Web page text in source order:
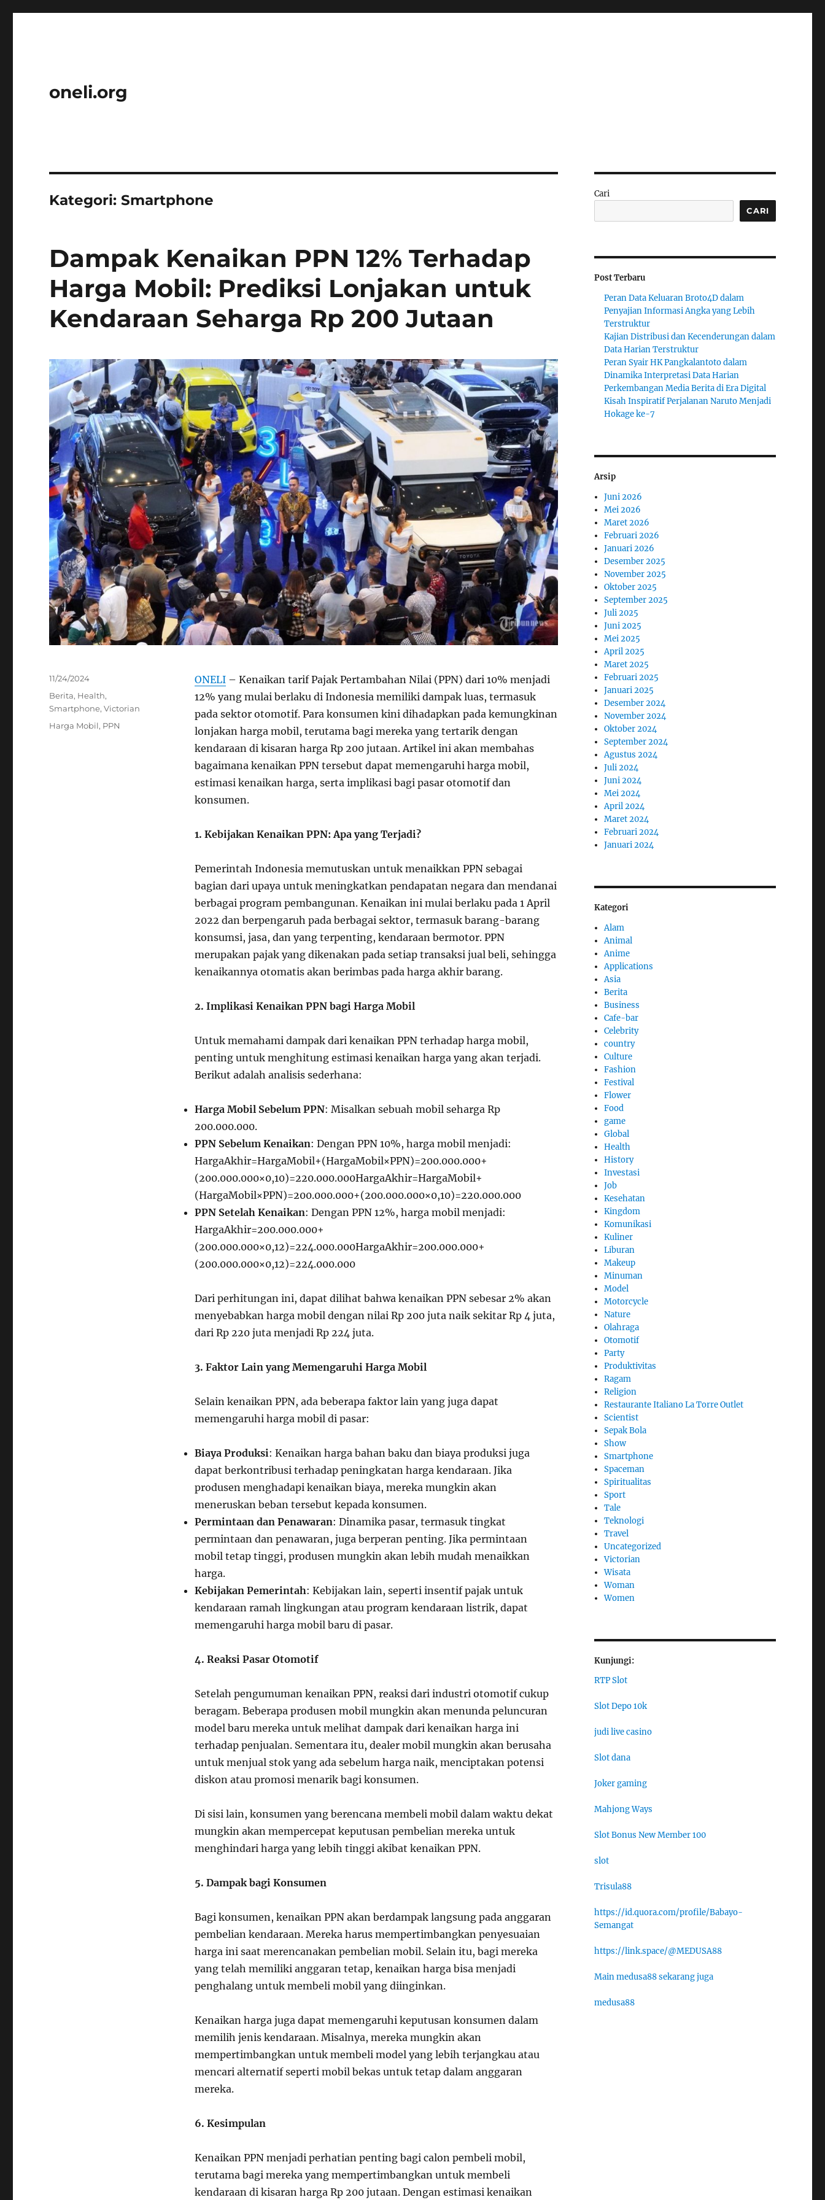
oneli.org
Kategori:Smartphone
Dampak Kenaikan PPN 12% Terhadap
Harga Mobil: Prediksi Lonjakan untuk
Kendaraan Seharga Rp 200 Jutaan
ONELI– Kenaikan tarif Pajak Pertambahan Nilai (PPN) dari 10% menjadi
12% yang mulai berlaku di Indonesia memiliki dampak luas, termasuk
pada sektor otomotif. Para konsumen kini dihadapkan pada kemungkinan
lonjakan harga mobil, terutama bagi mereka yang tertarik dengan
kendaraan di kisaran harga Rp 200 jutaan. Artikel ini akan membahas
bagaimana kenaikan PPN tersebut dapat memengaruhi harga mobil,
estimasi kenaikan harga, serta implikasi bagi pasar otomotif dan
konsumen.
1. Kebijakan Kenaikan PPN: Apa yang Terjadi?
Pemerintah Indonesia memutuskan untuk menaikkan PPN sebagai
bagian dari upaya untuk meningkatkan pendapatan negara dan mendanai
berbagai program pembangunan. Kenaikan ini mulai berlaku pada 1 April
2022 dan berpengaruh pada berbagai sektor, termasuk barang-barang
konsumsi, jasa, dan yang terpenting, kendaraan bermotor. PPN
merupakan pajak yang dikenakan pada setiap transaksi jual beli, sehingga
kenaikannya otomatis akan berimbas pada harga akhir barang.
2. Implikasi Kenaikan PPN bagi Harga Mobil
Untuk memahami dampak dari kenaikan PPN terhadap harga mobil,
penting untuk menghitung estimasi kenaikan harga yang akan terjadi.
Berikut adalah analisis sederhana:
Harga Mobil Sebelum PPN: Misalkan sebuah mobil seharga Rp
200.000.000.
PPN Sebelum Kenaikan: Dengan PPN 10%, harga mobil menjadi:
HargaAkhir=HargaMobil+(HargaMobil×PPN)=200.000.000+
(200.000.000×0,10)=220.000.000HargaAkhir=HargaMobil+
(HargaMobil×PPN)=200.000.000+(200.000.000×0,10)=220.000.000
PPN Setelah Kenaikan: Dengan PPN 12%, harga mobil menjadi:
HargaAkhir=200.000.000+
(200.000.000×0,12)=224.000.000HargaAkhir=200.000.000+
(200.000.000×0,12)=224.000.000
Dari perhitungan ini, dapat dilihat bahwa kenaikan PPN sebesar 2% akan
menyebabkan harga mobil dengan nilai Rp 200 juta naik sekitar Rp 4 juta,
dari Rp 220 juta menjadi Rp 224 juta.
3. Faktor Lain yang Memengaruhi Harga Mobil
Selain kenaikan PPN, ada beberapa faktor lain yang juga dapat
memengaruhi harga mobil di pasar:
Biaya Produksi: Kenaikan harga bahan baku dan biaya produksi juga
dapat berkontribusi terhadap peningkatan harga kendaraan. Jika
produsen menghadapi kenaikan biaya, mereka mungkin akan
meneruskan beban tersebut kepada konsumen.
Permintaan dan Penawaran: Dinamika pasar, termasuk tingkat
permintaan dan penawaran, juga berperan penting. Jika permintaan
mobil tetap tinggi, produsen mungkin akan lebih mudah menaikkan
harga.
Kebijakan Pemerintah: Kebijakan lain, seperti insentif pajak untuk
kendaraan ramah lingkungan atau program kendaraan listrik, dapat
memengaruhi harga mobil baru di pasar.
4. Reaksi Pasar Otomotif
Setelah pengumuman kenaikan PPN, reaksi dari industri otomotif cukup
beragam. Beberapa produsen mobil mungkin akan menunda peluncuran
model baru mereka untuk melihat dampak dari kenaikan harga ini
terhadap penjualan. Sementara itu, dealer mobil mungkin akan berusaha
untuk menjual stok yang ada sebelum harga naik, menciptakan potensi
diskon atau promosi menarik bagi konsumen.
Di sisi lain, konsumen yang berencana membeli mobil dalam waktu dekat
mungkin akan mempercepat keputusan pembelian mereka untuk
menghindari harga yang lebih tinggi akibat kenaikan PPN.
5. Dampak bagi Konsumen
Bagi konsumen, kenaikan PPN akan berdampak langsung pada anggaran
pembelian kendaraan. Mereka harus mempertimbangkan penyesuaian
harga ini saat merencanakan pembelian mobil. Selain itu, bagi mereka
yang telah memiliki anggaran tetap, kenaikan harga bisa menjadi
penghalang untuk membeli mobil yang diinginkan.
Kenaikan harga juga dapat memengaruhi keputusan konsumen dalam
memilih jenis kendaraan. Misalnya, mereka mungkin akan
mempertimbangkan untuk membeli model yang lebih terjangkau atau
mencari alternatif seperti mobil bekas untuk tetap dalam anggaran
mereka.
6. Kesimpulan
Kenaikan PPN menjadi perhatian penting bagi calon pembeli mobil,
terutama bagi mereka yang mempertimbangkan untuk membeli
kendaraan di kisaran harga Rp 200 jutaan. Dengan estimasi kenaikan
Posted
11/24/2024
Categories
Berita, Health,
Smartphone,Victorian
Tags
Harga Mobil, PPN
Cari
CARI
Post Terbaru
Peran Data Keluaran Broto4D dalam
Penyajian Informasi Angka yang Lebih
Terstruktur
Kajian Distribusi dan Kecenderungan dalam
Data Harian Terstruktur
Peran Syair HK Pangkalantoto dalam
Dinamika Interpretasi Data Harian
Perkembangan Media Berita di Era Digital
Kisah Inspiratif Perjalanan Naruto Menjadi
Hokage ke-7
Arsip
Juni 2026
Mei 2026
Maret 2026
Februari 2026
Januari 2026
Desember 2025
November 2025
Oktober 2025
September 2025
Juli 2025
Juni 2025
Mei 2025
April 2025
Maret 2025
Februari 2025
Januari 2025
Desember 2024
November 2024
Oktober 2024
September 2024
Agustus 2024
Juli 2024
Juni 2024
Mei 2024
April 2024
Maret 2024
Februari 2024
Januari 2024
Kategori
Alam
Animal
Anime
Applications
Asia
Berita
Business
Cafe-bar
Celebrity
country
Culture
Fashion
Festival
Flower
Food
game
Global
Health
History
Investasi
Job
Kesehatan
Kingdom
Komunikasi
Kuliner
Liburan
Makeup
Minuman
Model
Motorcycle
Nature
Olahraga
Otomotif
Party
Produktivitas
Ragam
Religion
Restaurante Italiano La Torre Outlet
Scientist
Sepak Bola
Show
Smartphone
Spaceman
Spiritualitas
Sport
Tale
Teknologi
Travel
Uncategorized
Victorian
Wisata
Woman
Women
Kunjungi:
RTP Slot
Slot Depo 10k
judi live casino
Slot dana
Joker gaming
Mahjong Ways
Slot Bonus New Member 100
slot
Trisula88
https://id.quora.com/profile/Babayo-
Semangat
https://link.space/@MEDUSA88
Main medusa88 sekarang juga
medusa88